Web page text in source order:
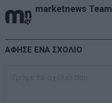
marketnews Team
ΑΦΗΣΕ ΕΝΑ ΣΧΟΛΙΟ